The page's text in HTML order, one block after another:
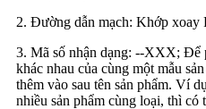
2. Đường dẫn mạch: Khớp xoay
3. Mã số nhận dạng: --XXX; Để
khác nhau của cùng một mẫu
thêm vào sau tên sản phẩm. Ví
nhiều sản phẩm cùng loại, thì có